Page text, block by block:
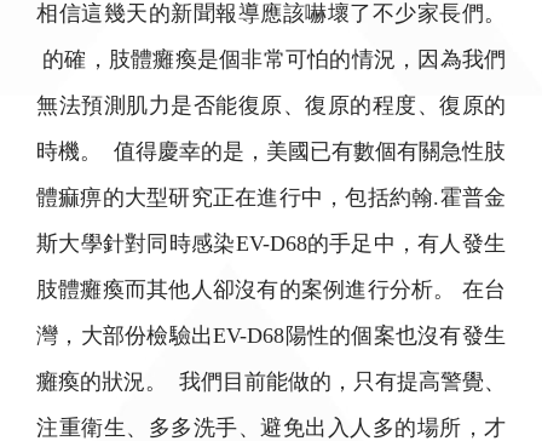
相信這幾天的新聞報導應該嚇壞了不少家長們。
的確，肢體癱瘓是個非常可怕的情況，因為我們
無法預測肌力是否能復原、復原的程度、復原的
時機。 值得慶幸的是，美國已有數個有關急性肢
體痲痹的大型研究正在進行中，包括約翰.霍普金
斯大學針對同時感染EV-D68的手足中，有人發生
肢體癱瘓而其他人卻沒有的案例進行分析。 在台
灣，大部份檢驗出EV-D68陽性的個案也沒有發生
癱瘓的狀況。 我們目前能做的，只有提高警覺、
注重衛生、多多洗手、避免出入人多的場所，才